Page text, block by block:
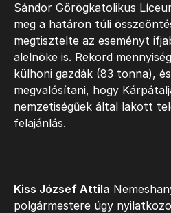
Sándor Görögkatolikus
meg a határon túli
megtisztelte az eseményt
alelnöke is. Rekord
külhoni gazdák (83 tonna),
megvalósítani, hogy
nemzetiségűek által lakott
felajánlás.
Kiss József Attila
polgármestere úgy